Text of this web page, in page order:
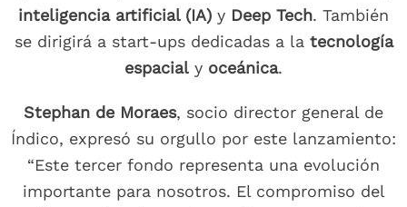
inteligencia artificial (IA) y Deep Tech. También
se dirigirá a start-ups dedicadas a la tecnología
espacial y oceánica.
Stephan de Moraes, socio director general de
Índico, expresó su orgullo por este lanzamiento:
“Este tercer fondo representa una evolución
importante para nosotros. El compromiso del